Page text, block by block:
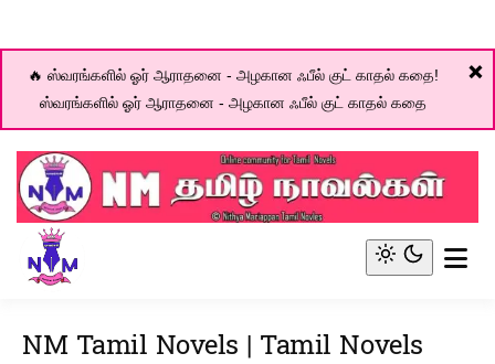
❌
🔥 ஸ்வரங்களில் ஓர் ஆராதனை - அழகான ஃபீல் குட் காதல் கதை!
ஸ்வரங்களில் ஓர் ஆராதனை - அழகான ஃபீல் குட் காதல் கதை
Skip
content
NM Tamil Novel WorldLight
(click
NM Tamil Novels | Tamil Novels